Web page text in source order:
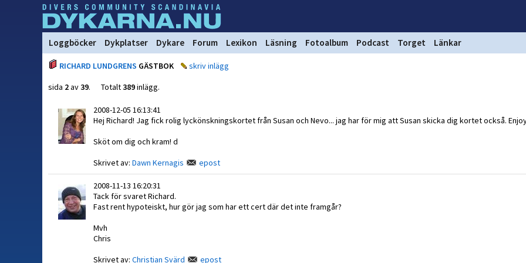
Loggböcker Dykplatser Dykare Forum Lexikon Läsning Fotoalbum Podcast Torget Länkar
RICHARD LUNDGRENS GÄSTBOK
skriv inlägg
sida 2av39. Totalt389inlägg.
2008-12-05 16:13:41
Hej Richard! Jag fick rolig lyckönskningskortet från Susan och Nevo... jag har för mig att Susan skicka dig kortet också.
Sköt om dig och kram! d
Skrivet av: Dawn Kernagis epost
2008-11-13 16:20:31
Tack för svaret Richard.
Fast rent hypoteiskt, hur gör jag som har ett cert där det inte framgår?
Mvh
Chris
Skrivet av: Christian Svärd epost